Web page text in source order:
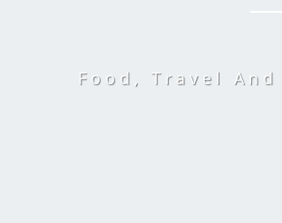
Food, Travel